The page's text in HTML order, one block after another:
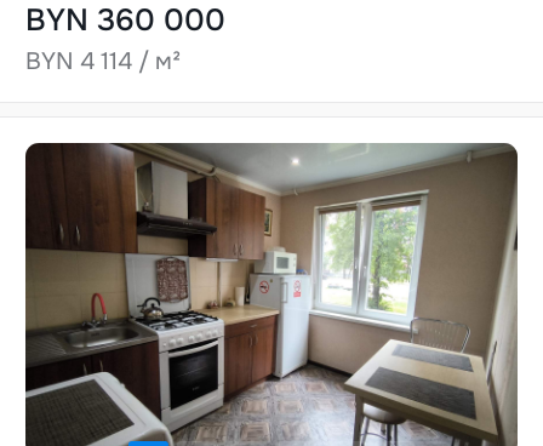
BYN 360 000
BYN 4 114 / м²